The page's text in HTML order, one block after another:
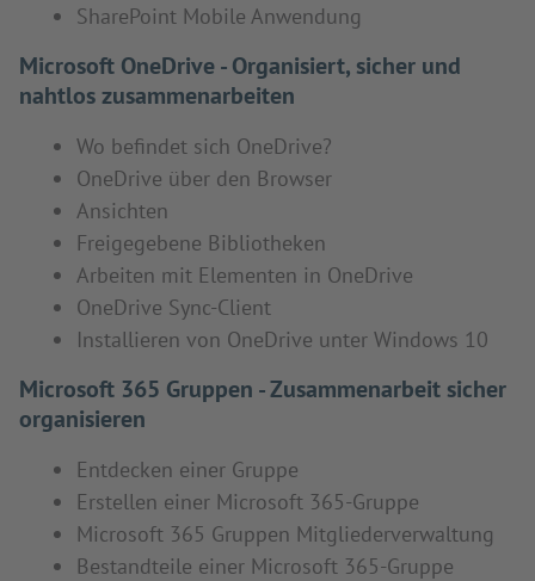
SharePoint Mobile Anwendung
Microsoft OneDrive - Organisiert, sicher und
nahtlos zusammenarbeiten
Wo befindet sich OneDrive?
OneDrive über den Browser
Ansichten
Freigegebene Bibliotheken
Arbeiten mit Elementen in OneDrive
OneDrive Sync-Client
Installieren von OneDrive unter Windows 10
Microsoft 365 Gruppen - Zusammenarbeit sicher
organisieren
Entdecken einer Gruppe
Erstellen einer Microsoft 365-Gruppe
Microsoft 365 Gruppen Mitgliederverwaltung
Bestandteile einer Microsoft 365-Gruppe